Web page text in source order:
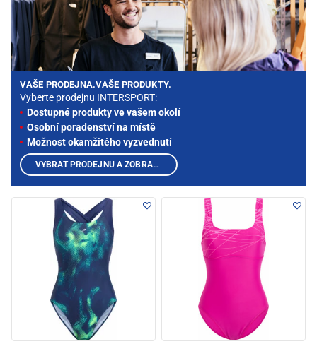
VAŠE PRODEJNA.VAŠE PRODUKTY.
Vyberte prodejnu INTERSPORT:
Dostupné produkty ve vašem okolí
Osobní poradenství na místě
Možnost okamžitého vyzvednutí
VYBRAT PRODEJNU A ZOBRAZIT PRODUKTY